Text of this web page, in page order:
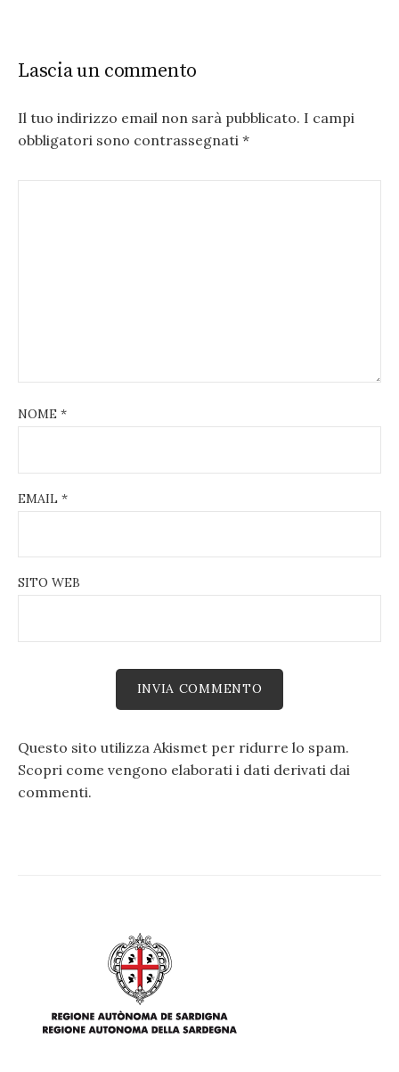
Lascia un commento
Il tuo indirizzo email non sarà pubblicato. I campi
obbligatori sono contrassegnati *
NOME *
EMAIL *
SITO WEB
Questo sito utilizza Akismet per ridurre lo spam.
Scopri come vengono elaborati i dati derivati dai
commenti.